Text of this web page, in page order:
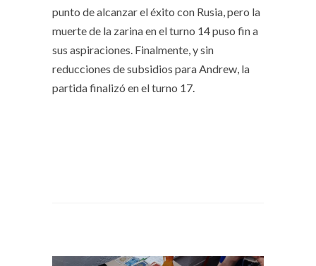
punto de alcanzar el éxito con Rusia, pero la
muerte de la zarina en el turno 14 puso fin a
sus aspiraciones. Finalmente, y sin
reducciones de subsidios para Andrew, la
partida finalizó en el turno 17.